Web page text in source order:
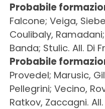
Probabile
Falcone; Veiga,
Coulibaly,
Banda; Stulic. All. Di
Probabile
Provedel; Marusic,
Pellegrini; Vecino,
Ratkov, Zaccagni.